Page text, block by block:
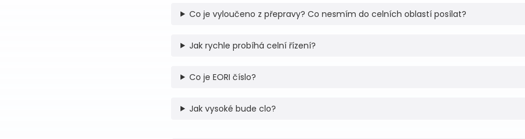
Co je vyloučeno z přepravy? Co nesmím do celních oblastí posílat?
Jak rychle probíhá celní řízení?
Co je EORI číslo?
Jak vysoké bude clo?